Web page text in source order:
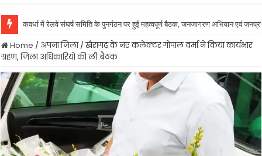
कवर्धा में रेलवे संघर्ष समिति के पुनर्गठन पर हुई महत्वपूर्ण बैठक, जनजागरण अभियान एवं
Home / अपना जिला/खैरागढ़ के नए कलेक्टर गोपाल वर्मा ने किया कार्यभार
ग्रहण, जिला अधिकारियों की ली बैठक